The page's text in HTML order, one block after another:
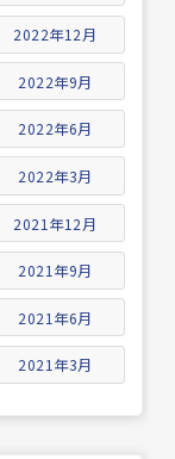
2022年12月
2022年9月
2022年6月
2022年3月
2021年12月
2021年9月
2021年6月
2021年3月